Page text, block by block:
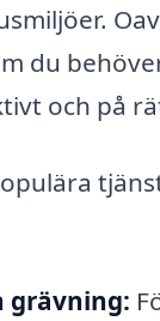
du
och på
grävning: